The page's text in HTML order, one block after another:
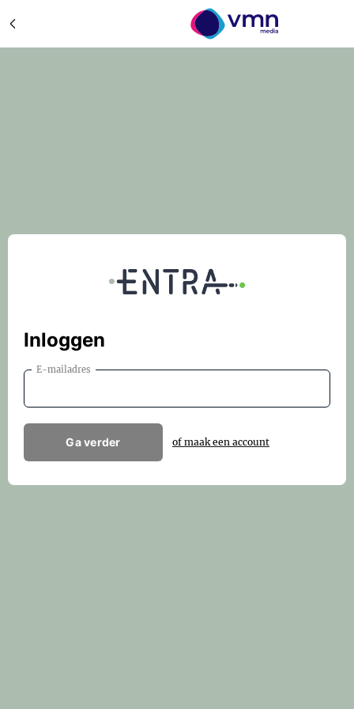
Inloggen
E-mailadres
Ga verder of maak een account